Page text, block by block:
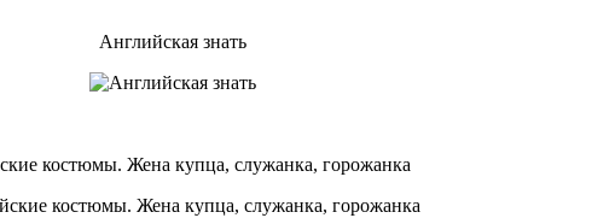
Английская знать
костюмы. Жена купца, служанка, горожанка